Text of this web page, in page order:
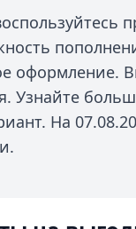
оформление.
Узнайте
На